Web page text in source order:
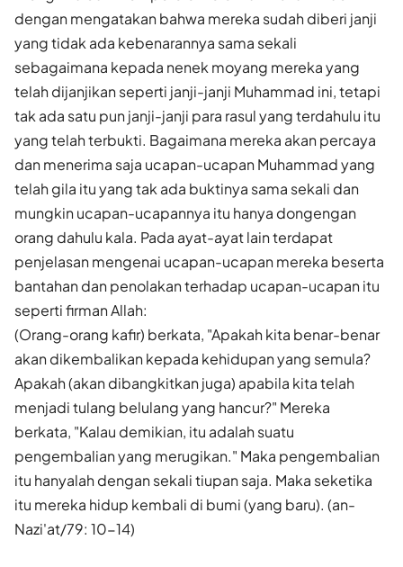
dengan mengatakan bahwa mereka sudah diberi janji
yang tidak ada kebenarannya sama sekali
sebagaimana kepada nenek moyang mereka yang
telah dijanjikan seperti janji-janji Muhammad ini, tetapi
tak ada satu pun janji-janji para rasul yang terdahulu itu
yang telah terbukti. Bagaimana mereka akan percaya
dan menerima saja ucapan-ucapan Muhammad yang
telah gila itu yang tak ada buktinya sama sekali dan
mungkin ucapan-ucapannya itu hanya dongengan
orang dahulu kala. Pada ayat-ayat lain terdapat
penjelasan mengenai ucapan-ucapan mereka beserta
bantahan dan penolakan terhadap ucapan-ucapan itu
seperti firman Allah:
(Orang-orang kafir) berkata, "Apakah kita benar-benar
akan dikembalikan kepada kehidupan yang semula?
Apakah (akan dibangkitkan juga) apabila kita telah
menjadi tulang belulang yang hancur?" Mereka
berkata, "Kalau demikian, itu adalah suatu
pengembalian yang merugikan." Maka pengembalian
itu hanyalah dengan sekali tiupan saja. Maka seketika
itu mereka hidup kembali di bumi (yang baru). (an-
Nazi'at/79: 10-14)